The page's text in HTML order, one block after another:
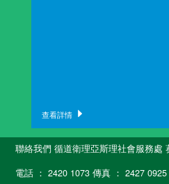
查看詳情
聯絡我們 循道衛理亞斯理社會服務處
電話 ： 2420 1073 傳真 ： 2427 0925